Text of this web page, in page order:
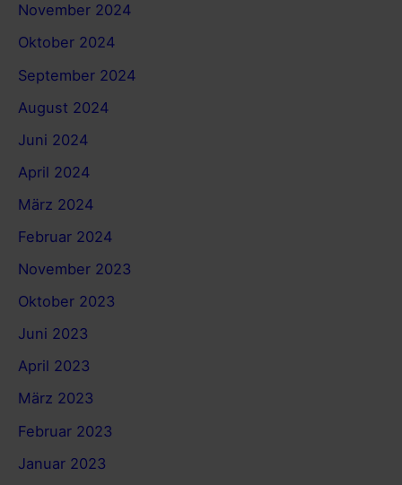
November 2024
Oktober 2024
September 2024
August 2024
Juni 2024
April 2024
März 2024
Februar 2024
November 2023
Oktober 2023
Juni 2023
April 2023
März 2023
Februar 2023
Januar 2023